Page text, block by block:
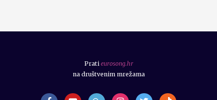
Prati eurosong.hr
na društvenim mrežama